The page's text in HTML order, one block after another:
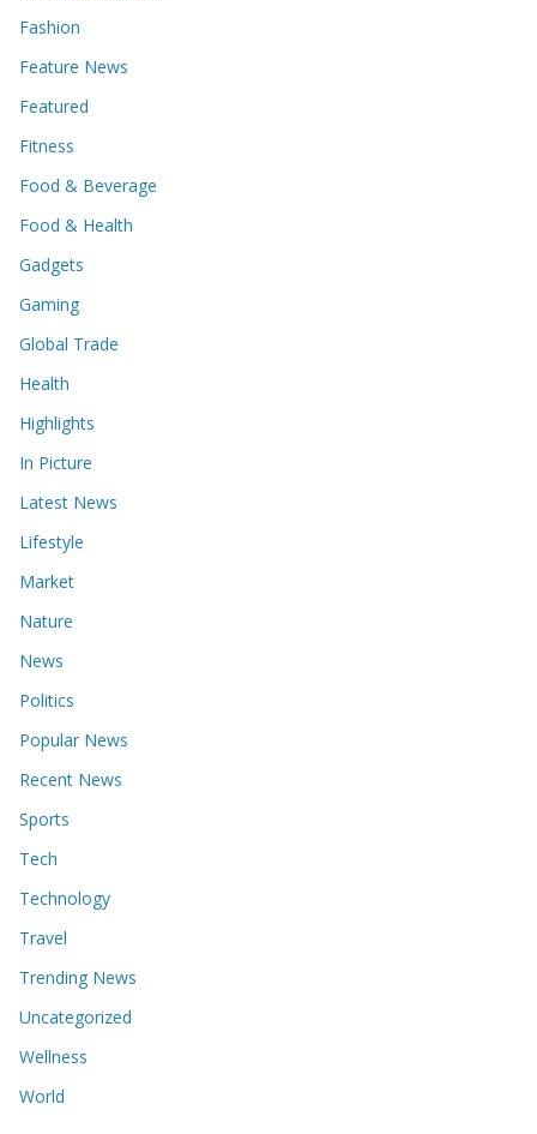
Fashion
Feature News
Featured
Fitness
Food & Beverage
Food & Health
Gadgets
Gaming
Global Trade
Health
Highlights
In Picture
Latest News
Lifestyle
Market
Nature
News
Politics
Popular News
Recent News
Sports
Tech
Technology
Travel
Trending News
Uncategorized
Wellness
World